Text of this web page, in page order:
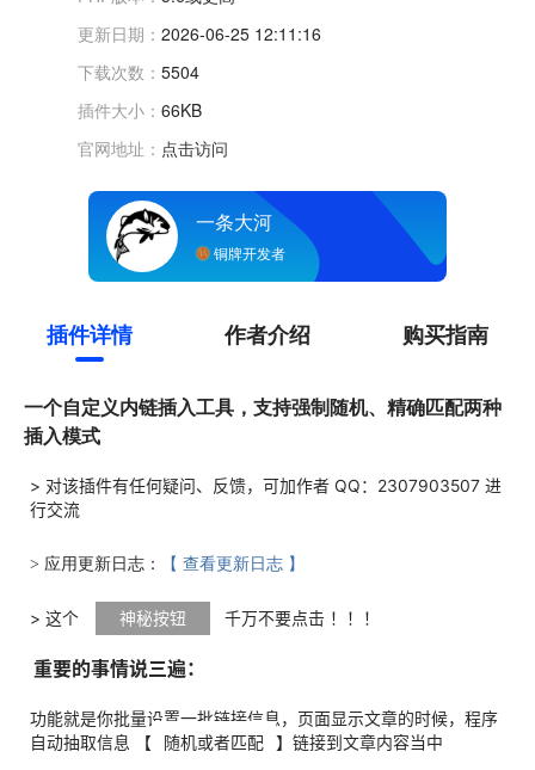
更新日期： 2026-06-25 12:11:16
下载次数： 5504
插件大小： 66KB
官网地址： 点击访问
一条大河
铜牌开发者
插件详情 作者介绍 购买指南
一个自定义内链插入工具，支持强制随机、精确匹配两种
插入模式
> 对该插件有任何疑问、反馈，可加作者 QQ：2307903507 进
行交流
> 应用更新日志： 【 查看更新日志 】
> 这个 神秘按钮 千万不要点击 ！！！
重要的事情说三遍：
功能就是你批量设置一批链接信息，页面显示文章的时候，程序
自动抽取信息 【
随机或者匹配 】链接到文章内容当中